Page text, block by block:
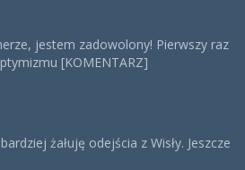
jestem zadowolony! Pierwszy raz
[KOMENTARZ]
żałuję odejścia z Wisły. Jeszcze